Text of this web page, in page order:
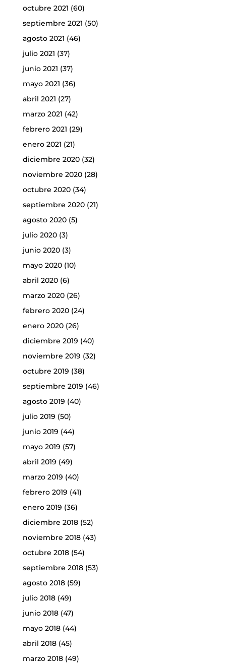
octubre 2021 (60)
septiembre 2021 (50)
agosto 2021 (46)
julio 2021 (37)
junio 2021 (37)
mayo 2021 (36)
abril 2021 (27)
marzo 2021 (42)
febrero 2021 (29)
enero 2021 (21)
diciembre 2020(32)
noviembre 2020(28)
octubre 2020(34)
septiembre 2020(21)
agosto 2020(5)
julio 2020(3)
junio 2020(3)
mayo 2020(10)
abril 2020(6)
marzo 2020(26)
febrero 2020(24)
enero 2020(26)
diciembre 2019 (40)
noviembre 2019 (32)
octubre 2019 (38)
septiembre 2019 (46)
agosto 2019 (40)
julio 2019 (50)
junio 2019 (44)
mayo 2019 (57)
abril 2019 (49)
marzo 2019 (40)
febrero 2019 (41)
enero 2019 (36)
diciembre 2018(52)
noviembre 2018(43)
octubre 2018(54)
septiembre 2018(53)
agosto 2018(59)
julio 2018(49)
junio 2018(47)
mayo 2018(44)
abril 2018(45)
marzo 2018(49)